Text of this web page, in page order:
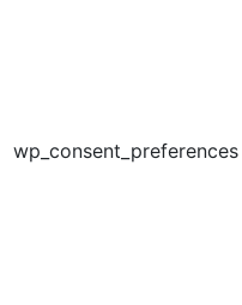
wp_consent_preferences